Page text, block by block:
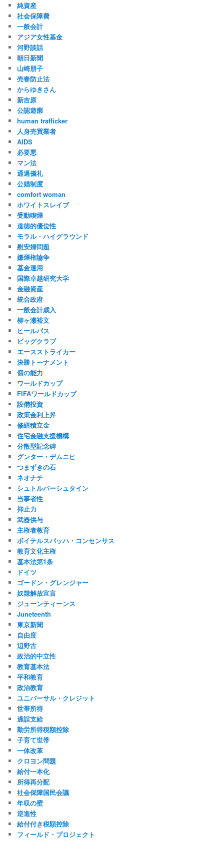
純資産
社会保障費
一般会計
アジア女性基金
河野談話
朝日新聞
山崎朋子
売春防止法
からゆきさん
新吉原
公認遊廓
human trafficker
人身売買業者
AIDS
必要悪
マン法
通過儀礼
公娼制度
comfort woman
ホワイトスレイブ
受動喫煙
道徳的優位性
モラル・ハイグラウンド
慰安婦問題
嫌煙権論争
基金運用
国際卓越研究大学
金融資産
統合政府
一般会計歳入
柳ヶ瀬裕文
ヒールパス
ビッグクラブ
エースストライカー
決勝トーナメント
個の能力
ワールドカップ
FIFAワールドカップ
設備投資
政策金利上昇
修繕積立金
住宅金融支援機構
分散型記念碑
グンター・デムニヒ
つまずきの石
ネオナチ
シュトルパーシュタイン
当事者性
抑止力
武器供与
主権者教育
ボイテルスバッハ・コンセンサス
教育文化主権
基本法第1条
ドイツ
ゴードン・グレンジャー
奴隷解放宣言
ジューンティーンス
Juneteenth
東京新聞
自由度
辺野古
政治的中立性
教育基本法
平和教育
政治教育
ユニバーサル・クレジット
世帯所得
過誤支給
勤労所得税額控除
子育て世帯
一体改革
クロヨン問題
給付一本化
所得再分配
社会保障国民会議
年収の壁
逆進性
給付付き税額控除
フィールド・プロジェクト